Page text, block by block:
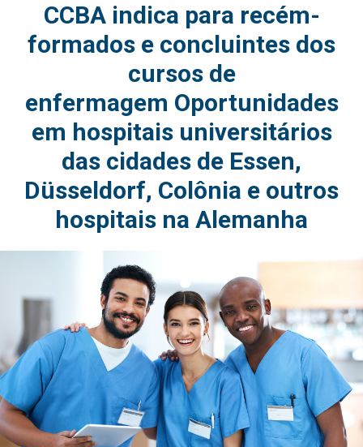
CCBA indica para recém-
formados e concluintes dos
cursos de
enfermagem Oportunidades
em hospitais universitários
das cidades de Essen,
Düsseldorf, Colônia e outros
hospitais na Alemanha